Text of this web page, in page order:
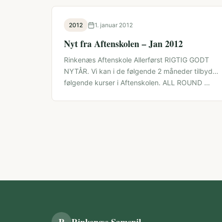
2012 1. januar 2012
Nyt fra Aftenskolen – Jan 2012
Rinkenæs Aftenskole Allerførst RIGTIG GODT
NYTÅR. Vi kan i de følgende 2 måneder tilbyde
følgende kurser i Aftenskolen. ALL ROUND …